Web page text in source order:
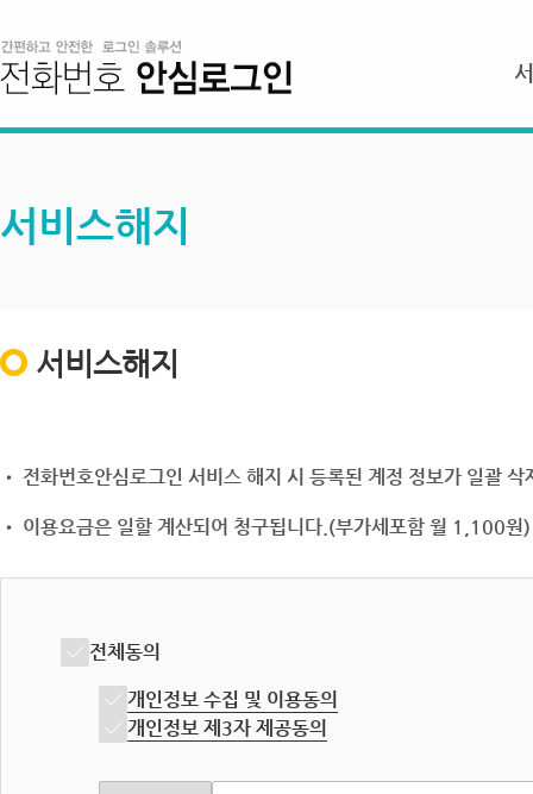
서비스해지
서비스해지
• 전화번호안심로그인 서비스 해지 시 등록된 계정 정보가 일괄
• 이용요금은 일할 계산되어 청구됩니다.(부가세포함 월 1,100원)
전체동의
개인정보 수집 및 이용동의
개인정보 제3자 제공동의